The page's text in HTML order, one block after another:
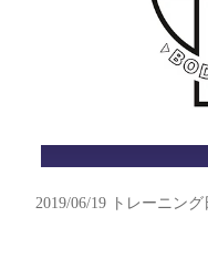
2019/06/19 トレーニング